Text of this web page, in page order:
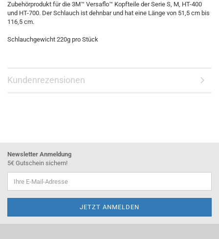
Zubehörprodukt für die 3M™ Versaflo™ Kopfteile der Serie S, M, HT-400
und HT-700. Der Schlauch ist dehnbar und hat eine Länge von 51,5 cm bis
116,5 cm.
Schlauchgewicht 220g pro Stück
Kundenrezensionen
Newsletter Anmeldung
5€ Gutschein sichern!